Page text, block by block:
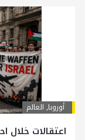
أوروبا, العالم
اعتقالات خلال